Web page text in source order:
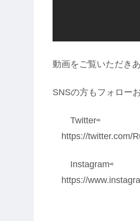
動画をご覧いただき
SNSの方もフォロー
Twitter⇨
https://twitter.com/
Instagram⇨
https://